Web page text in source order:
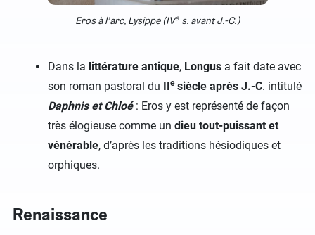
Eros à l’arc, Lysippe (IVes. avant J.-C.)
Dans la littérature antique, Longus a fait date avec
son roman pastoral du IIesiècle après J.-C. intitulé
Daphnis et Chloé: Eros y est représenté de façon
très élogieuse comme un dieu tout-puissant et
vénérable, d’après les traditions hésiodiques et
orphiques.
Renaissance